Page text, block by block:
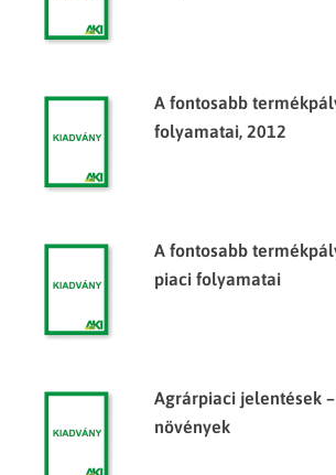
A fontosabb
folyamatai, 2012
A fontosabb
piaci folyamatai
Agrárpiaci jelentések
növények